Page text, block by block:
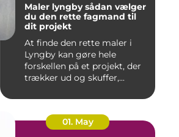
Maler lyngby sådan vælger
du den rette fagmand til
dit projekt
At finde den rette maler i
Lyngby kan gøre hele
forskellen på et projekt, der
trækker ud og skuffer,...
01. May